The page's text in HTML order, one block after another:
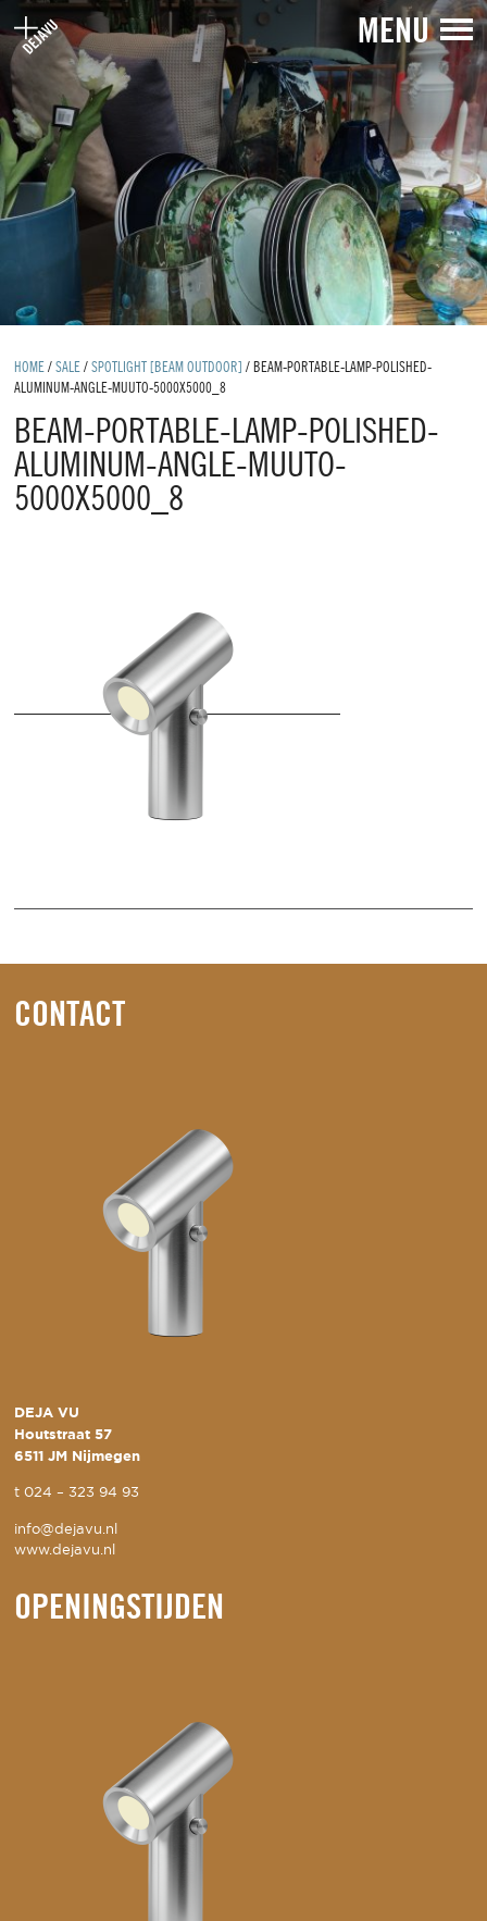
MENU
HOME /SALE /SPOTLIGHT [BEAM OUTDOOR] / BEAM-PORTABLE-LAMP-POLISHED-
ALUMINUM-ANGLE-MUUTO-5000X5000_8
BEAM-PORTABLE-LAMP-POLISHED-
ALUMINUM-ANGLE-MUUTO-
5000X5000_8
CONTACT
DEJA VU
Houtstraat 57
6511 JM Nijmegen
t024 – 323 94 93
info@dejavu.nl
www.dejavu.nl
OPENINGSTIJDEN